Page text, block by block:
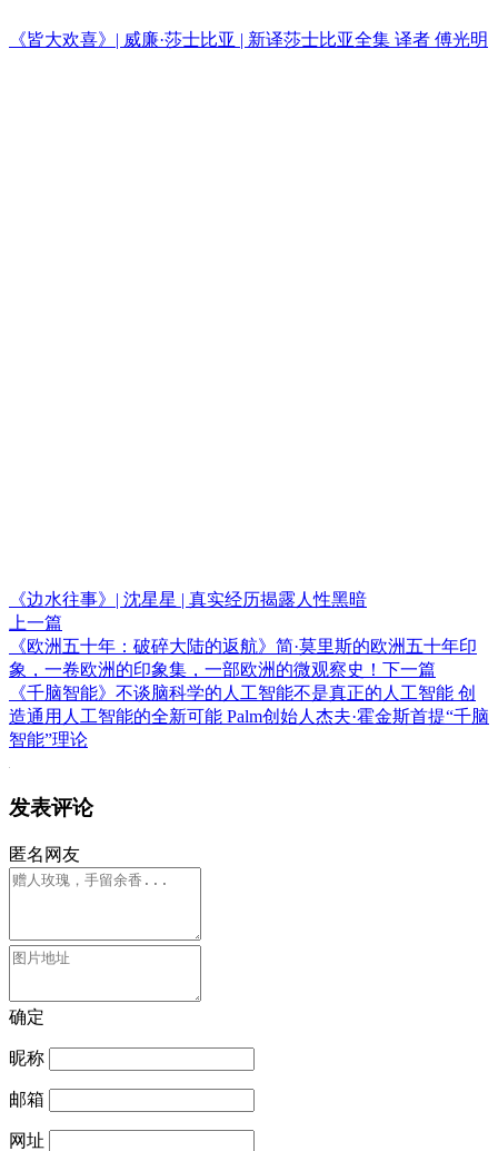
《皆大欢喜》| 威廉·莎士比亚 | 新译莎士比亚全集 译者 傅光明
《边水往事》| 沈星星 | 真实经历揭露人性黑暗
上一篇
《欧洲五十年：破碎大陆的返航》简·莫里斯的欧洲五十年印
象，一卷欧洲的印象集，一部欧洲的微观察史！ 下一篇
《千脑智能》不谈脑科学的人工智能不是真正的人工智能 创
造通用人工智能的全新可能 Palm创始人杰夫·霍金斯首提“千脑
智能”理论
发表评论
匿名网友
确定
昵称
邮箱
网址